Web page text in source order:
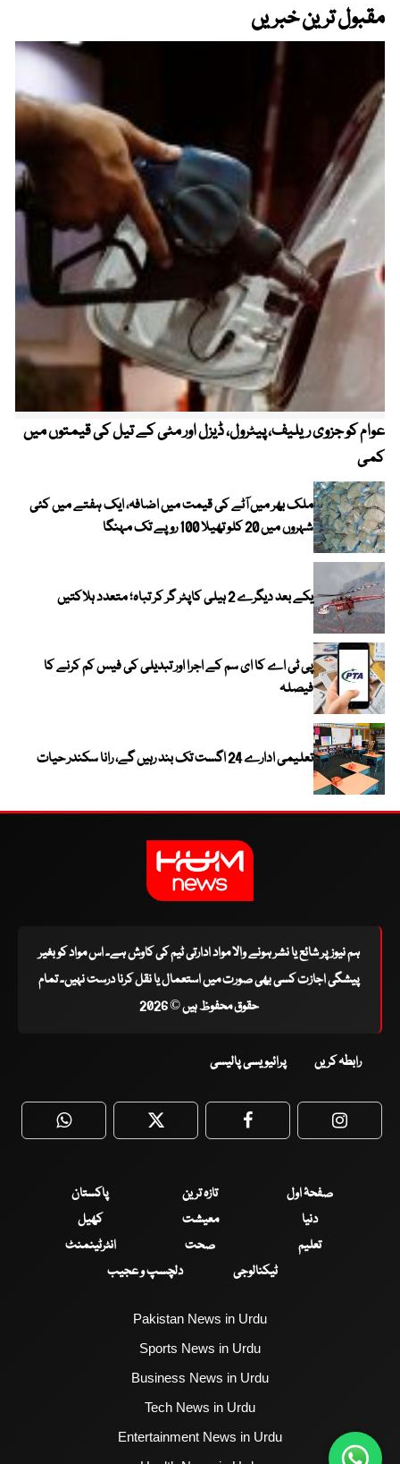
مقبول ترین خبریں
عوام کو جزوی ریلیف، پیٹرول، ڈیزل اور مٹی کے تیل کی قیمتوں میں
کمی
ملک بھر میں آٹے کی قیمت میں اضافہ، ایک ہفتے میں کئی
شہروں میں 20 کلو تھیلا 100 روپے تک مہنگا
یکے بعد دیگرے 2 ہیلی کاپٹر گر کر تباہ؛ متعدد ہلاکتیں
پی ٹی اے کا ای سم کے اجرا اور تبدیلی کی فیس کم کرنے کا
فیصلہ
تعلیمی ادارے 24 اگست تک بند رہیں گے، رانا سکندر حیات
ہم نیوز پر شائع یا نشر ہونے والا مواد ادارتی ٹیم کی کاوش ہے۔ اس مواد کو بغیر
پیشگی اجازت کسی بھی صورت میں استعمال یا نقل کرنا درست نہیں۔ تمام
حقوق محفوظ ہیں © 2026
رابطہ کریں پرائیویسی پالیسی
WhatsApp Twitter Facebook
صفحۂ اول تازہ ترین
پاکستان
دنیا
معیشت
کھیل
تعلیم
صحت
انٹرٹینمنٹ
ٹیکنالوجی
دلچسپ و عجیب
Pakistan News in Urdu
Sports News in Urdu
Business News in Urdu
Tech News in Urdu
Entertainment News in Urdu